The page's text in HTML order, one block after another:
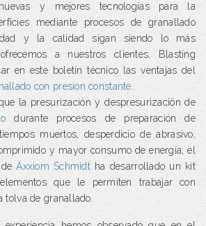
y mejores tecnologías para la
mediante procesos de granallado
y la calidad sigan siendo lo más
a nuestros clientes, Blasting
en este boletín técnico las ventajas del
con presión constante
la presurización y despresurización de
durante procesos de preparación de
muertos, desperdicio de abrasivo,
y mayor consumo de energía; el
deAxxiom Schmidt ha desarrollado un kit
que le permiten trabajar con
tolva de granallado.